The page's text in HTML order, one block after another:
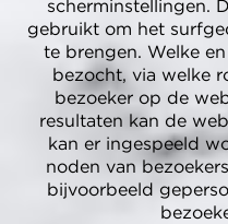
scherminstellingen.
gebruikt om het
te brengen. Welke
bezocht, via welke
bezoeker op de
resultaten kan de
kan er ingespeeld
noden van
bijvoorbeeld